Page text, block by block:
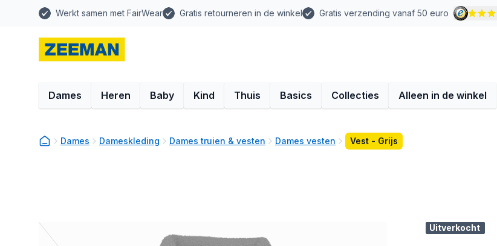
Werkt samen met FairWear Gratis retourneren in de winkel Gratis verzending vanaf 50 euro
Dames Heren Baby Kind Thuis Basics Collecties Alleen in de winkel
Dames Dameskleding Dames truien & vesten Dames vesten Vest - Grijs
Uitverkocht